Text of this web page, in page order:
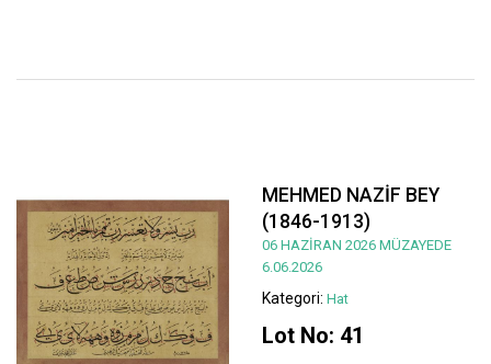
MEHMED NAZİF BEY
(1846-1913)
06 HAZİRAN 2026 MÜZAYEDE
6.06.2026
Kategori: Hat
Lot No: 41